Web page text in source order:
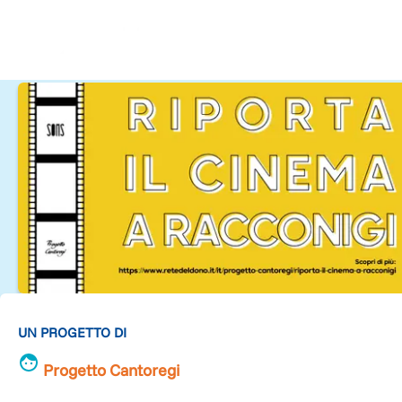
UN PROGETTO DI
Progetto Cantoregi